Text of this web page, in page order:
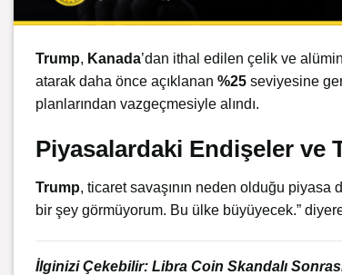
Trump, Kanada’dan ithal edilen çelik ve
atarak daha önce açıklanan %25 seviyesine
planlarından vazgeçmesiyle alındı.
Piyasalardaki Endişeler ve
Trump, ticaret savaşının neden olduğu piyasa
bir şey görmüyorum. Bu ülke büyüyecek.”
İlginizi Çekebilir: Libra Coin Skandalı